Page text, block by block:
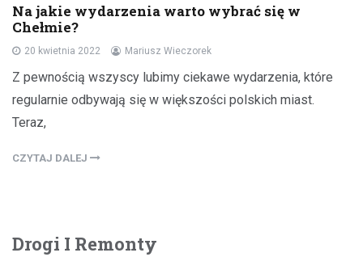
Na jakie wydarzenia warto wybrać się w
Chełmie?
20 kwietnia 2022 Mariusz Wieczorek
Z pewnością wszyscy lubimy ciekawe wydarzenia, które
regularnie odbywają się w większości polskich miast.
Teraz,
CZYTAJ DALEJ
Drogi I Remonty